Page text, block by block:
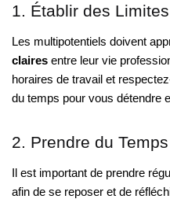
1. Établir des
Les multipotentiels doivent
claires entre leur vie
horaires de travail et
du temps pour vous détendre
2. Prendre du
Il est important de prendre
afin de se reposer et de